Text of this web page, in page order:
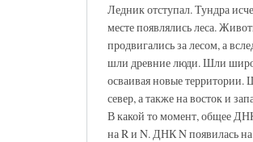
Ледник отступал. Тундра
месте появлялись леса.
продвигались за лесом, а
шли древние люди. Шли
осваивая новые территории.
север, а также на восток и
В какой то момент, общее
на R и N. ДНК N появилась